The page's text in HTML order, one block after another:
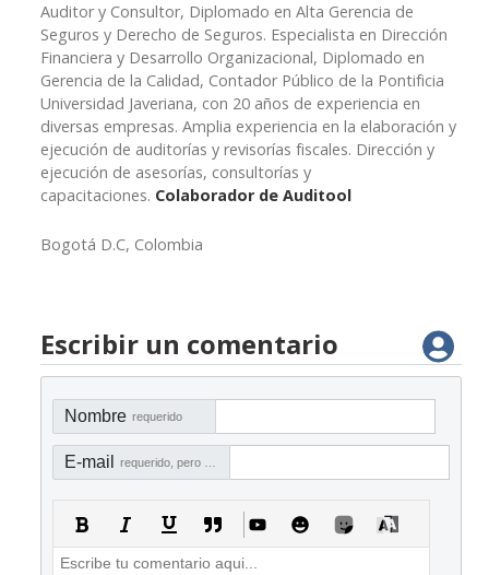
Auditor y Consultor, Diplomado en Alta Gerencia de
Seguros y Derecho de Seguros. Especialista en Dirección
Financiera y Desarrollo Organizacional, Diplomado en
Gerencia de la Calidad, Contador Público de la Pontificia
Universidad Javeriana, con 20 años de experiencia en
diversas empresas. Amplia experiencia en la elaboración y
ejecución de auditorías y revisorías fiscales. Dirección y
ejecución de asesorías, consultorías y
capacitaciones. Colaborador de Auditool
Bogotá D.C, Colombia
Escribir un comentario
Nombre requerido
E-mail